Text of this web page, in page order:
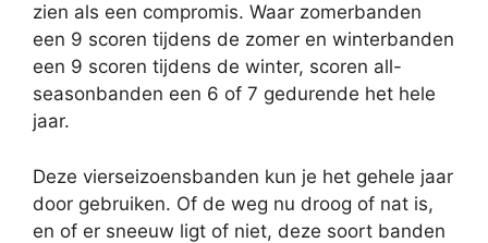
zien als een compromis. Waar zomerbanden
een 9 scoren tijdens de zomer en winterbanden
een 9 scoren tijdens de winter, scoren all-
seasonbanden een 6 of 7 gedurende het hele
jaar.
Deze vierseizoensbanden kun je het gehele jaar
door gebruiken. Of de weg nu droog of nat is,
en of er sneeuw ligt of niet, deze soort banden